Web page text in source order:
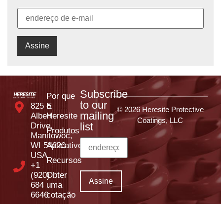
825 E
Albert
Drive,
Manitowoc,
WI 54220
USA
+1
(920)
684
6646
Por que
o
Heresite
Produtos
Aplicativos
Recursos
Obter
uma
cotação
Subscribe
to our
mailing
list
© 2026 Heresite Protective
Coatings, LLC